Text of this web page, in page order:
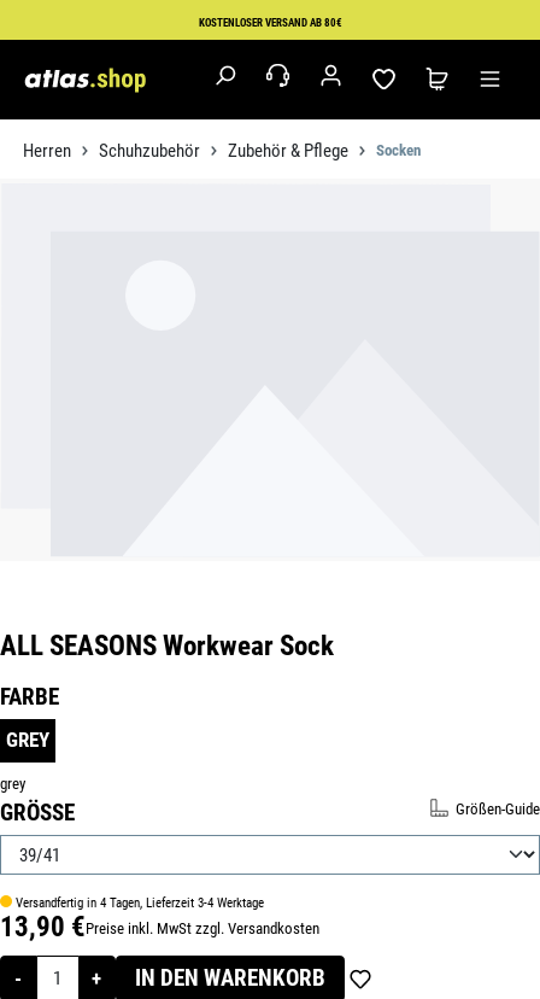
Zum Hauptinhalt springenKOSTENLOSER VERSAND AB 80€
Herren Schuhzubehör Zubehör & Pflege Socken
ALL SEASONS Workwear Sock
FARBEAUSWÄHLEN
GREY
grey
GRÖSSE
AUSWÄHLEN Größen-Guide
Versandfertig in 4 Tagen, Lieferzeit 3-4 Werktage
Regulärer Preis:
13,90 €Preise inkl. MwSt zzgl. Versandkosten
- + IN DEN WARENKORB
Produktnummer: